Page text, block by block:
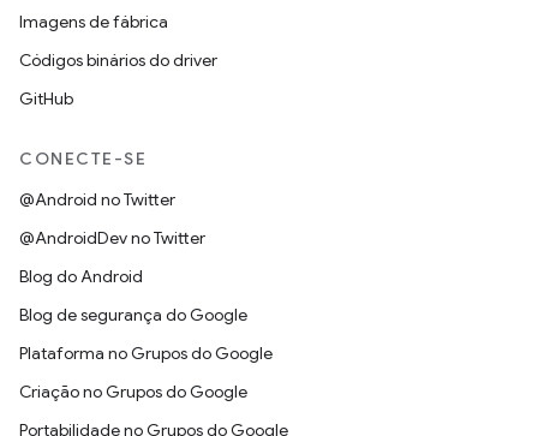
Imagens de fábrica
Códigos binários do driver
GitHub
CONECTE-SE
@Android no Twitter
@AndroidDev no Twitter
Blog do Android
Blog de segurança do Google
Plataforma no Grupos do Google
Criação no Grupos do Google
Portabilidade no Grupos do Google